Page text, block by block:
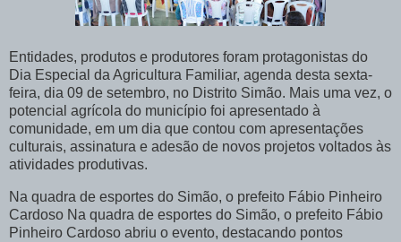
Entidades, produtos e produtores foram protagonistas do
Dia Especial da Agricultura Familiar, agenda desta sexta-
feira, dia 09 de setembro, no Distrito Simão. Mais uma vez, o
potencial agrícola do município foi apresentado à
comunidade, em um dia que contou com apresentações
culturais, assinatura e adesão de novos projetos voltados às
atividades produtivas.
Na quadra de esportes do Simão, o prefeito Fábio Pinheiro
Cardoso Na quadra de esportes do Simão, o prefeito Fábio
Pinheiro Cardoso abriu o evento, destacando pontos